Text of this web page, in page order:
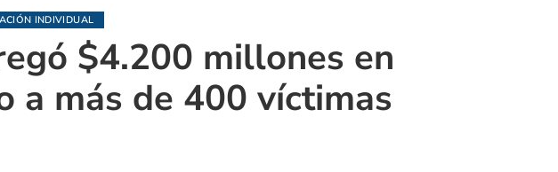
INDIVIDUAL
$4.200 millones en
a más de 400 víctimas